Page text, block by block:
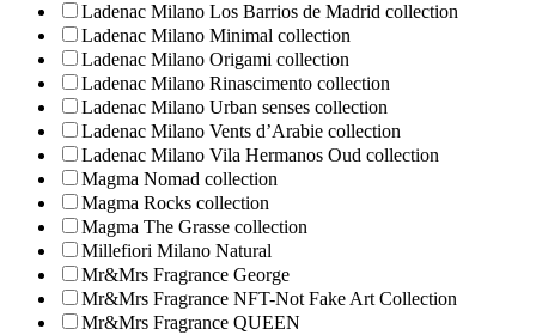
Ladenac Milano Los Barrios de Madrid collection
Ladenac Milano Minimal collection
Ladenac Milano Origami collection
Ladenac Milano Rinascimento collection
Ladenac Milano Urban senses collection
Ladenac Milano Vents d’Arabie collection
Ladenac Milano Vila Hermanos Oud collection
Magma Nomad collection
Magma Rocks collection
Magma The Grasse collection
Millefiori Milano Natural
Mr&Mrs Fragrance George
Mr&Mrs Fragrance NFT-Not Fake Art Collection
Mr&Mrs Fragrance QUEEN